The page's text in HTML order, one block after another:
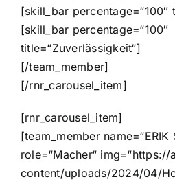
[skill_bar percentage=“100″
[skill_bar percentage=“100″
title=“Zuverlässigkeit“]
[/team_member]
[/rnr_carousel_item]
[rnr_carousel_item]
[team_member name=“ERIK
role=“Macher“
content/uploads/2024/04/